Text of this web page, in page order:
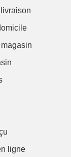
ligne